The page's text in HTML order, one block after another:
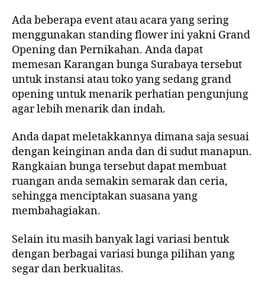
Ada beberapa event atau acara yang sering
menggunakan standing flower ini yakni Grand
Opening dan Pernikahan. Anda dapat
memesan Karangan bunga Surabaya tersebut
untuk instansi atau toko yang sedang grand
opening untuk menarik perhatian pengunjung
agar lebih menarik dan indah.
Anda dapat meletakkannya dimana saja sesuai
dengan keinginan anda dan di sudut manapun.
Rangkaian bunga tersebut dapat membuat
ruangan anda semakin semarak dan ceria,
sehingga menciptakan suasana yang
membahagiakan.
Selain itu masih banyak lagi variasi bentuk
dengan berbagai variasi bunga pilihan yang
segar dan berkualitas.